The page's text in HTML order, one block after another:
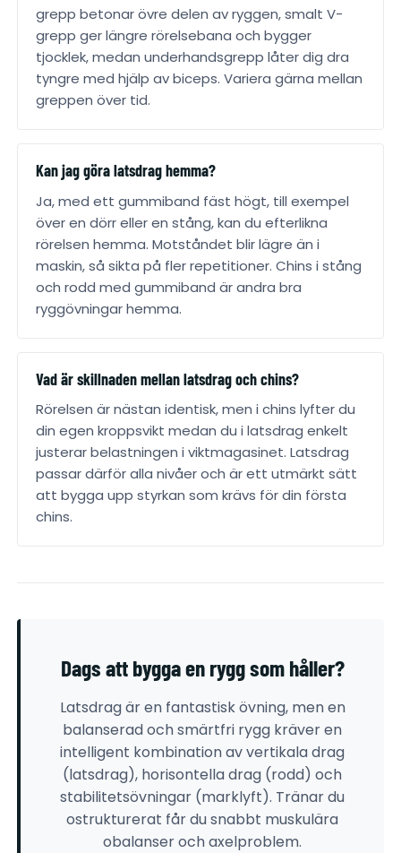
grepp betonar övre delen av ryggen, smalt V-
grepp ger längre rörelsebana och bygger
tjocklek, medan underhandsgrepp låter dig dra
tyngre med hjälp av biceps. Variera gärna mellan
greppen över tid.
Kan jag göra latsdrag hemma?
Ja, med ett gummiband fäst högt, till exempel
över en dörr eller en stång, kan du efterlikna
rörelsen hemma. Motståndet blir lägre än i
maskin, så sikta på fler repetitioner. Chins i stång
och rodd med gummiband är andra bra
ryggövningar hemma.
Vad är skillnaden mellan latsdrag och chins?
Rörelsen är nästan identisk, men i chins lyfter du
din egen kroppsvikt medan du i latsdrag enkelt
justerar belastningen i viktmagasinet. Latsdrag
passar därför alla nivåer och är ett utmärkt sätt
att bygga upp styrkan som krävs för din första
chins.
Dags att bygga en rygg som håller?
Latsdrag är en fantastisk övning, men en
balanserad och smärtfri rygg kräver en
intelligent kombination av vertikala drag
(latsdrag), horisontella drag (rodd) och
stabilitetsövningar (marklyft). Tränar du
ostrukturerat får du snabbt muskulära
obalanser och axelproblem.